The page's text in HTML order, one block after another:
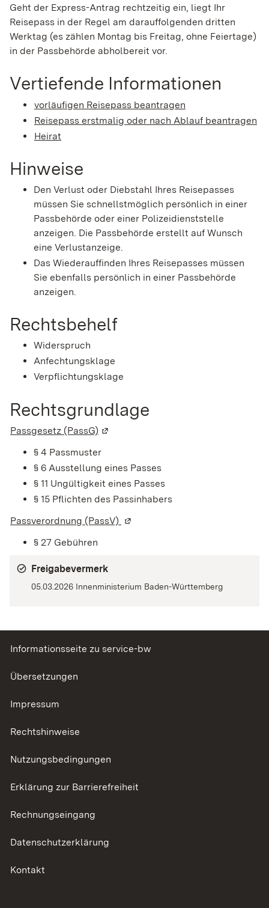
Geht der Express-Antrag rechtzeitig ein, liegt Ihr
Reisepass in der Regel am darauffolgenden dritten
Werktag (es zählen Montag bis Freitag, ohne Feiertage)
in der Passbehörde abholbereit vor.
Vertiefende Informationen
vorläufigen Reisepass beantragen
Reisepass erstmalig oder nach Ablauf beantragen
Heirat
Hinweise
Den Verlust oder Diebstahl Ihres Reisepasses
müssen Sie schnellstmöglich persönlich in einer
Passbehörde oder einer Polizeidienststelle
anzeigen. Die Passbehörde erstellt auf Wunsch
eine Verlustanzeige.
Das Wiederauffinden Ihres Reisepasses müssen
Sie ebenfalls persönlich in einer Passbehörde
anzeigen.
Rechtsbehelf
Widerspruch
Anfechtungsklage
Verpflichtungsklage
Rechtsgrundlage
Passgesetz (PassG) (Wird in einem neuen Fenster
§ 4 Passmuster
§ 6 Ausstellung eines Passes
§ 11 Ungültigkeit eines Passes
§ 15 Pflichten des Passinhabers
Passverordnung (PassV) (Wird in einem neuen Fenster
§ 27 Gebühren
Freigabevermerk
05.03.2026 Innenministerium Baden-Württemberg
Informationsseite zu service-bw
Übersetzungen
Impressum
Rechtshinweise
Nutzungsbedingungen
Erklärung zur Barrierefreiheit
Rechnungseingang
Datenschutzerklärung
Kontakt